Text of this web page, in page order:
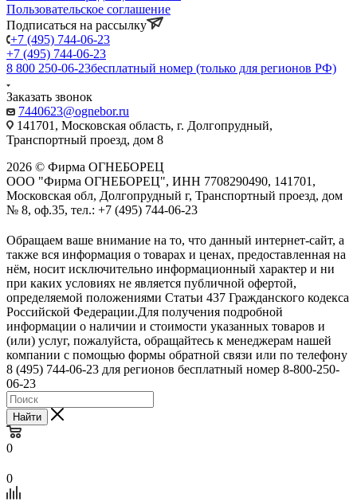
Пользовательское соглашение
Подписаться на рассылку
+7 (495) 744-06-23
+7 (495) 744-06-23
8 800 250-06-23бесплатный номер (только для регионов РФ)
Заказать звонок
7440623@ognebor.ru
141701, Московская область, г. Долгопрудный,
Транспортный проезд, дом 8
2026 © Фирма ОГНЕБОРЕЦ
ООО "Фирма ОГНЕБОРЕЦ", ИНН 7708290490, 141701,
Московская обл, Долгопрудный г, Транспортный проезд, дом
№ 8, оф.35, тел.: +7 (495) 744-06-23
Обращаем ваше внимание на то, что данный интернет-сайт, а
также вся информация о товарах и ценах, предоставленная на
нём, носит исключительно информационный характер и ни
при каких условиях не является публичной офертой,
определяемой положениями Статьи 437 Гражданского кодекса
Российской Федерации.Для получения подробной
информации о наличии и стоимости указанных товаров и
(или) услуг, пожалуйста, обращайтесь к менеджерам нашей
компании с помощью формы обратной связи или по телефону
8 (495) 744-06-23 для регионов бесплатный номер 8-800-250-
06-23
Найти
0
0